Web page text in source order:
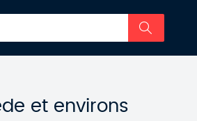
et environs